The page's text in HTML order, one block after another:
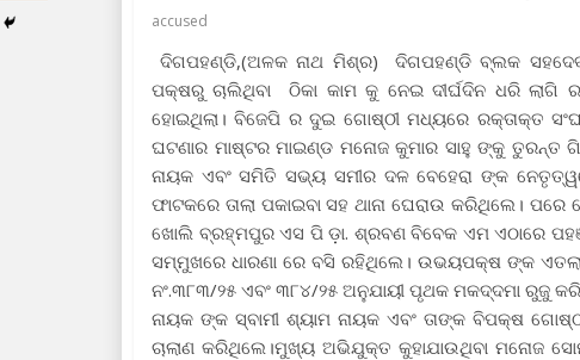
accused
ଦିଗପହଣ୍ଡି,(ଅଳକ ନାଥ ମିଶ୍ର) ଦିଗପହଣ୍ଡି ବ୍ଲକ ସହଦେବ
ପକ୍ଷରୁ ଚାଲିଥିବା ଠିକା କାମ କୁ ନେଇ ଦୀର୍ଘଦିନ ଧରି ଲାଗି
ହୋଇଥିଲା। ବିଜେପି ର ଦୁଇ ଗୋଷ୍ଠୀ ମଧ୍ୟରେ ରକ୍ତାକ୍ତ
ଘଟଣାର ମାଷ୍ଟର ମାଇଣ୍ଡ ମନୋଜ କୁମାର ସାହୁ ଙ୍କୁ ତୁରନ୍ତ
ନାୟକ ଏବଂ ସମିତି ସଭ୍ୟ ସମୀର ଦଳ ବେହେରା ଙ୍କ
ଫାଟକରେ ତାଲା ପକାଇବା ସହ ଥାନା ଘେରାଉ କରିଥିଲେ।
ଖୋଲି ବ୍ରହ୍ମପୁର ଏସ ପି ଡ଼ା. ଶ୍ରବଣ ବିବେକ ଏମ ଏଠାରେ
ସମ୍ମୁଖରେ ଧାରଣା ରେ ବସି ରହିଥିଲେ। ଉଭୟପକ୍ଷ ଙ୍କ
ନଂ.୩୮୩/୨୫ ଏବଂ ୩୮୪/୨୫ ଅନୁଯାୟୀ ପୃଥକ ମକଦ୍ଦମା ରୁଜୁ
ନାୟକ ଙ୍କ ସ୍ବାମୀ ଶ୍ୟାମ ନାୟକ ଏବଂ ତାଙ୍କ ବିପକ୍ଷ
ଚାଲାଣ କରିଥିଲେ।ମୁଖ୍ୟ ଅଭିଯୁକ୍ତ କୁହାଯାଉଥିବା ମନୋଜ